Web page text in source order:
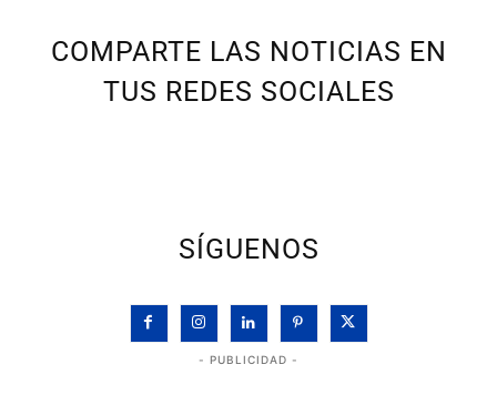
COMPARTE LAS NOTICIAS EN
TUS REDES SOCIALES
SÍGUENOS
- PUBLICIDAD -